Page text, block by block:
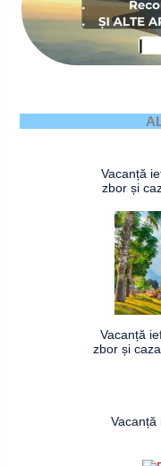
Vacanță
zbor și
Vacanță
zbor și
Vacanță